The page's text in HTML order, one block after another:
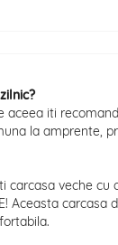
aceea iti
la amprente,
carcasa veche cu
Aceasta carcasa